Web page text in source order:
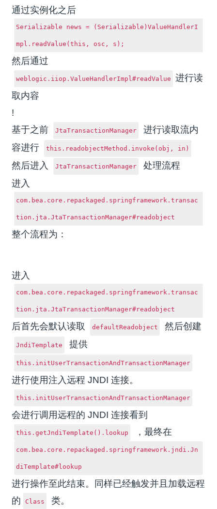
通过实例化之后
Serializable news = (Serializable)ValueHandlerI
mpl.readValue(this, osc, s);
然后通过
weblogic.iiop.ValueHandlerImpl#readValue
进行读
取内容
!
基于之前
JtaTransactionManager
进行读取流内
容进行
this.readobjectMethod.invoke(obj, in)
然后进入 JtaTransactionManager
处理流程
进入
com.bea.core.repackaged.springframework.transac
tion.jta.JtaTransactionManager#readobject
整个流程为：
进入
com.bea.core.repackaged.springframework.transac
tion.jta.JtaTransactionManager#readobject
后首先会默认读取 defaultReadobject 然后创建
JndiTemplate 提供
this.initUserTransactionAndTransactionManager
进行使用注入远程 JNDI 连接。
this.initUserTransactionAndTransactionManager
会进行调用远程的 JNDI 连接看到
this.getJndiTemplate().lookup ，最终在
com.bea.core.repackaged.springframework.jndi.Jn
diTemplate#lookup
进行操作至此结束。
同样已经触发并且加载远程
的
Class 类。